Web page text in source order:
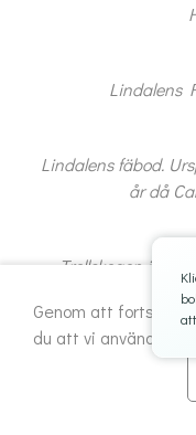
Lindalens
Lindalens fäbod.
år då
Trollskogen i
fjällskog –
Skidäventyr
Genom att fortsätta
du att vi använder
Avbryt